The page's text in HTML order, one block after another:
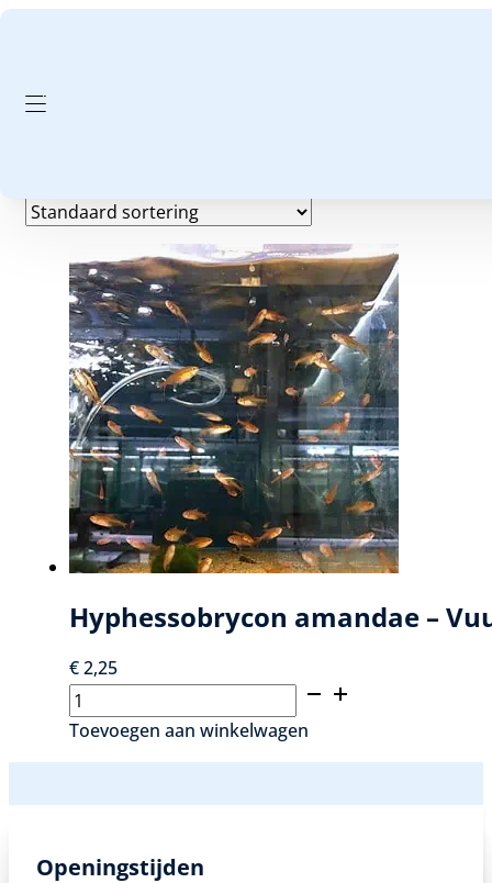
21 graden
Hyphessobrycon amandae –
€2,25
Hyphessobrycon
amandae
Toevoegen aan winkelwagen
Openingstijden